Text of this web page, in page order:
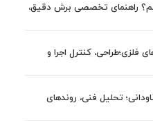
راهنمای تخصصی برش دقیق،
کنترل اجرا و
تحلیل فنی، روندهای